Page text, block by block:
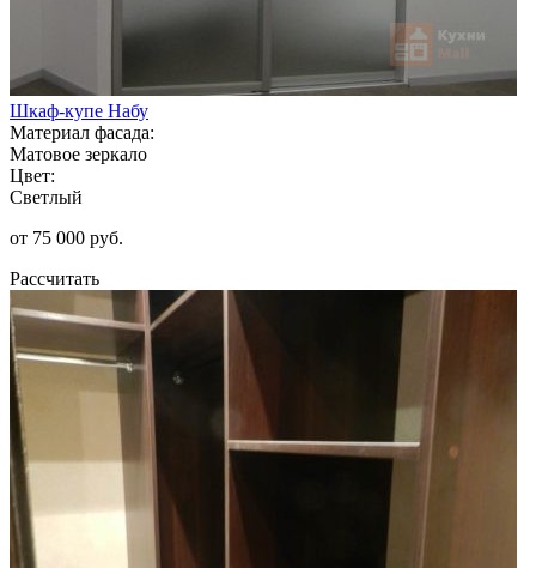
Шкаф-купе Набу
Материал фасада:
Матовое зеркало
Цвет:
Светлый
от 75 000 руб.
Рассчитать